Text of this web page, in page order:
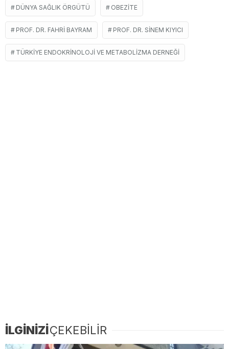
DÜNYA SAĞLIK ÖRGÜTÜ OBEZITE
PROF. DR. FAHRI BAYRAM PROF. DR. SINEM KIYICI
TÜRKIYE ENDOKRINOLOJI VE METABOLIZMA DERNEĞI
İLGİNİZİÇEKEBİLİR